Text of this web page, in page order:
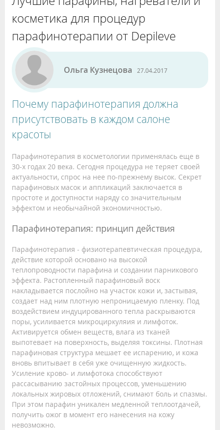
косметика для процедур
парафинотерапии от Depileve
Ольга Кузнецова 27.04.2017
Почему парафинотерапия должна
присутствовать в каждом салоне
красоты
Парафинотерапия в косметологии применялась еще в
30-х годах 20 века. Сегодня процедура не теряет своей
актуальности, спрос на нее по-прежнему высок. Секрет
парафиновых масок и аппликаций заключается в
простоте и доступности наряду со значительным
эффектом и необычайной экономичностью.
Парафинотерапия: принцип действия
Парафинотерапия - физиотерапевтическая процедура,
действие которой основано на высокой
теплопроводности парафина и создании парникового
эффекта. Растопленный парафиновый воск
накладывается послойно на участок кожи и, застывая,
создает над ним плотную непроницаемую пленку. Под
воздействием индуцированного тепла раскрываются
поры, усиливается микроциркуляия и лимфоток.
Активируется обмен веществ, влага из тканей
выпотевает на поверхность, выделяя токсины. Плотная
парафиновая структура мешает ее испарению, и кожа
вновь впитывает в себя уже очищенную жидкость.
Усиление крово- и лимфотока способствуют
рассасыванию застойных процессов, уменьшению
локальных жировых отложений, снимают боль и спазмы.
При этом парафин уникален медленной теплоотдачей,
получить ожог в момент его нанесения на кожу
невозможно.